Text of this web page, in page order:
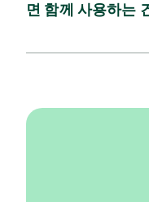
면 함께 사용하는